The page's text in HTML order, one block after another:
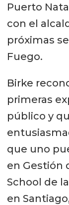
Puerto
con el
próximas
Fuego.
Birke
primeras
público y
que uno
en Gestión
School de
en